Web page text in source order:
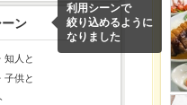
ン
利用シーンで
絞り込めるように
なりました
知人と
子供と